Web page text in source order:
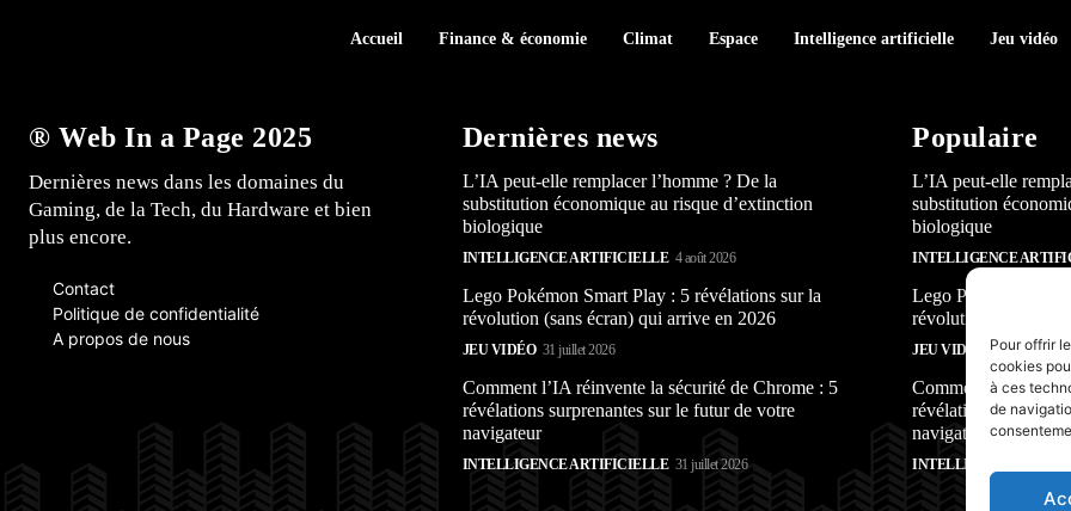
Pour offrir
cookies
à ces
de
Accueil Finance & économie Climat Espace Intelligence artificielle Jeu vidéo
® Web In a Page 2025
Dernières news dans les domaines du
Gaming, de la Tech, du Hardware et bien
plus encore.
Contact
Politique de confidentialité
A propos de nous
Dernières news
L’IA peut-elle remplacer l’homme ? De la
substitution économique au risque d’extinction
biologique
INTELLIGENCE ARTIFICIELLE 4 août 2026
Lego Pokémon Smart Play : 5 révélations sur la
révolution (sans écran) qui arrive en 2026
JEU VIDÉO 31 juillet 2026
Comment l’IA réinvente la sécurité de Chrome : 5
révélations surprenantes sur le futur de votre
navigateur
INTELLIGENCE ARTIFICIELLE 31 juillet 2026
Populaire
L’IA peut-elle
substitution
biologique
INTELLIGENCE
Lego Pokémon
révolution (sans
JEU VIDÉO 31 juillet 2026
Comment l’IA
révélations
navigateur
INTELLIGENCE